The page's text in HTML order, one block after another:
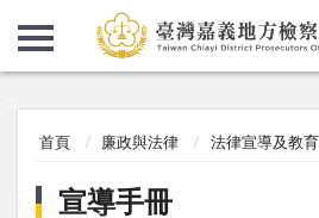
首頁 廉政與法律 法律宣導及教育
宣導手冊